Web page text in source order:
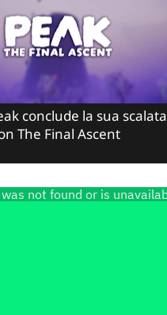
conclude la sua scalata
The Final Ascent